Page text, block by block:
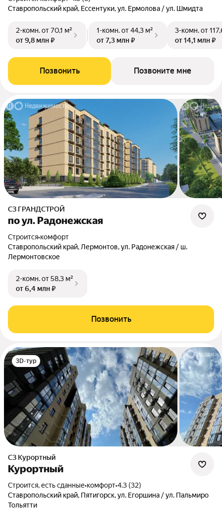
Ставропольский край, Ессентуки, ул. Ермолова / ул. Шмидта
2-комн.от 70,1 м²
от 9,8 млн ₽
1-комн.от 44,3 м²
от 7,3 млн ₽
3-комн.от
от 14,1 млн ₽
Позвонить Позвоните мне
СЗ ГРАНДСТРОЙ
по ул. Радонежская
Строится•комфорт
Ставропольский край, Лермонтов, ул. Радонежская / ш.
Лермонтовское
2-комн.от 58,3 м²
от 6,4 млн ₽
Позвонить
3D-тур
СЗ Курортный
Курортный
Строится, есть сданные•комфорт•4.3 (32)
Ставропольский край, Пятигорск, ул. Егоршина / ул. Пальмиро
Тольятти